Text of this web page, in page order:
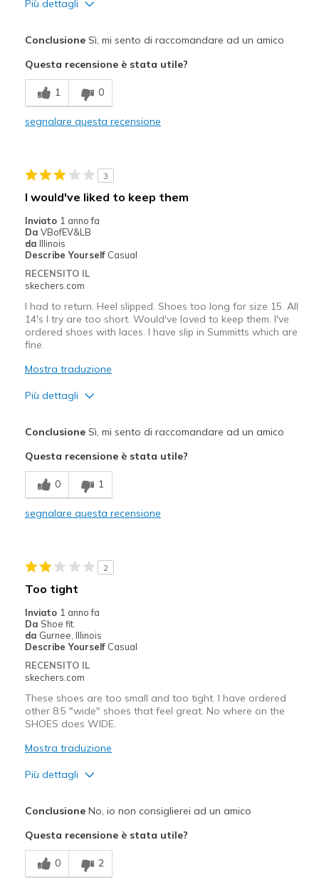
Più dettagli
Comfortable
Durable
Casual Wear
Special Occasions
Sizing
Feels true to size
View On Shoes
I'm Into Shoes
ConclusioneSì, mi sento di raccomandare ad un amico
Questa recensione è stata utile?
1 0
segnalare questa recensione
3
I would've liked to keep them
Inviato 1 anno fa
Da VBofEV&LB
da Illinois
Describe Yourself Casual
RECENSITO IL
skechers.com
I had to return. Heel slipped. Shoes too long for size 15. All
14's I try are too short. Would've loved to keep them. I've
ordered shoes with laces. I have slip in Summitts which are
fine.
Mostra traduzione
Più dettagli
Comfortable
Stylish
View On Shoes
ConclusioneSì, mi sento di raccomandare ad un amico
Questa recensione è stata utile?
0 1
segnalare questa recensione
2
Too tight
Inviato 1 anno fa
Da Shoe fit.
da Gurnee, Illinois
Describe Yourself Casual
RECENSITO IL
skechers.com
These shoes are too small and too tight. I have ordered
other 8.5 "wide" shoes that feel great. No where on the
SHOES does WIDE.
Mostra traduzione
Più dettagli
Migliori Utilizzi:
Going Out
ConclusioneNo, io non consiglierei ad un amico
Questa recensione è stata utile?
0 2